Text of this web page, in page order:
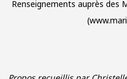
Renseignements auprès des